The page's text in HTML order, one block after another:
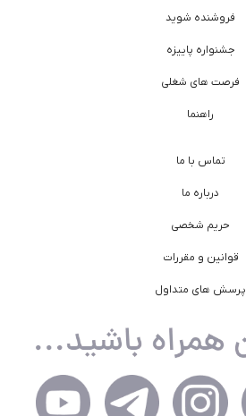
فروشنده شوید
جشنواره پاییزه
فرصت های شغلی
راهنما
تماس با ما
درباره ما
حریم شخصی
قوانین و مقررات
پرسش های متداول